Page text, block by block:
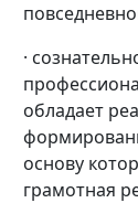
·
обладает
основу
грамотная